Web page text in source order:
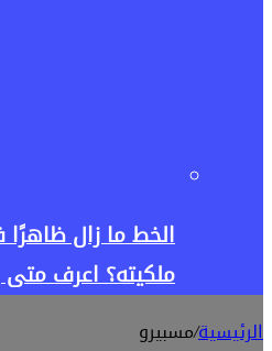
الخط ما زال
ملكيته؟ اعرف
الرئيسية/مسبيرو